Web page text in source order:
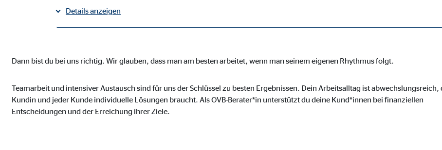
vereint?
Dann bist du bei uns richtig. Wir glauben, dass man am besten arbeitet, wenn man seinem eigenen Rhythmus folgt.
Teamarbeit und intensiver Austausch sind für uns der Schlüssel zu besten Ergebnissen. Dein Arbeitsalltag ist abwechslungsreich,
Kundin und jeder Kunde individuelle Lösungen braucht. Als OVB-Berater*in unterstützt du deine Kund*innen bei finanziellen
Entscheidungen und der Erreichung ihrer Ziele.
Details anzeigen
Notwendige Cookies ermöglichen grundlegende Funktionen und sind für die einwandfreie Funktion der Website erforderlich. Die
Benutzereinstellungen | Empfänger: OVB